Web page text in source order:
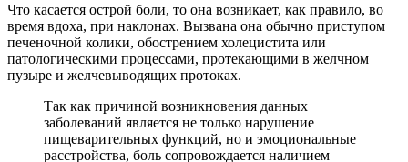
Что касается острой боли, то она возникает, как правило, во
время вдоха, при наклонах. Вызвана она обычно приступом
печеночной колики, обострением холецистита или
патологическими процессами, протекающими в желчном
пузыре и желчевыводящих протоках.
Так как причиной возникновения данных
заболеваний является не только нарушение
пищеварительных функций, но и эмоциональные
расстройства, боль сопровождается наличием